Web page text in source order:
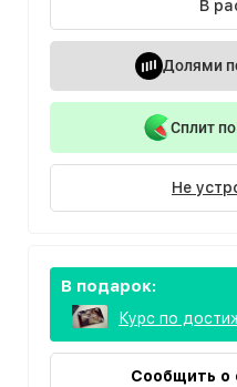
В
Долями
Сплит
Не
В подарок:
Курс по
Сообщить о